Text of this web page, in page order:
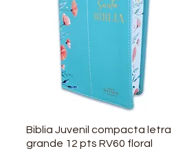
Vista rápida
Biblia Juvenil compacta letra
grande 12 pts RV60 floral